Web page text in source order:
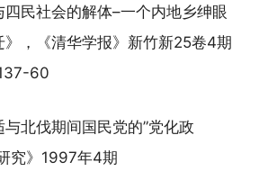
四民社会的解体–一个内地乡绅眼
》，《清华学报》新竹新25卷4期
60
与北伐期间国民党的”党化政
究》1997年4期